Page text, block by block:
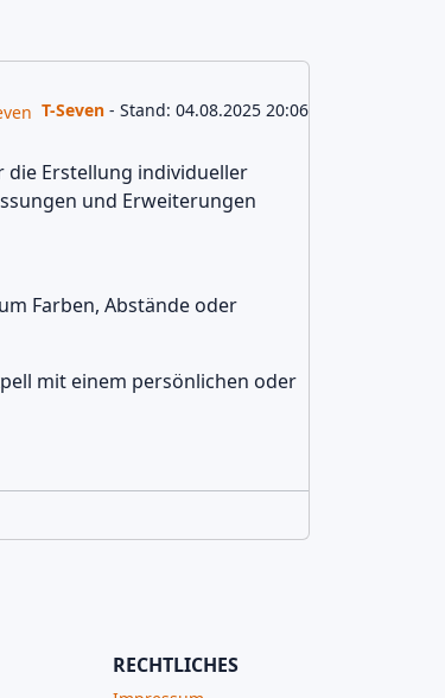
T-Seven - Stand: 04.08.2025 20:06
die Erstellung individueller
und Erweiterungen
Farben, Abstände oder
mit einem persönlichen oder
RECHTLICHES